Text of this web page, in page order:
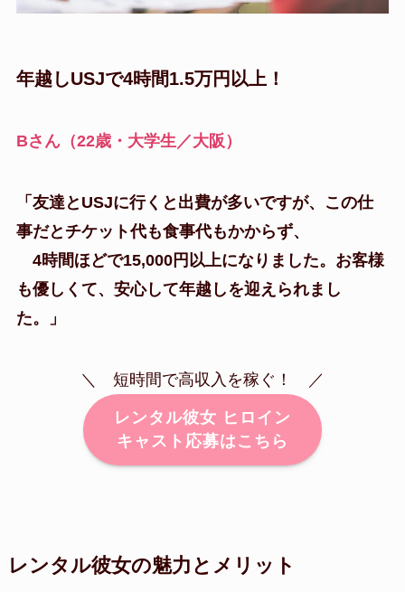
年越しUSJで4時間1.5万円以上！
Bさん（22歳・大学生／大阪）
「友達とUSJに行くと出費が多いですが、この仕
事だとチケット代も食事代もかからず、
4時間ほどで15,000円以上になりました。お客様
も優しくて、安心して年越しを迎えられまし
た。」
＼ 短時間で高収入を稼ぐ！ ／
レンタル彼女 ヒロイン
キャスト応募はこちら
レンタル彼女の魅力とメリット